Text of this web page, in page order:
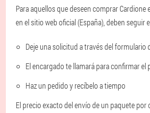
Para aquellos que deseen comprar Cardione
en el sitio web oficial (España), deben seguir
Deje una solicitud a través del formulario
El encargado te llamará para confirmar el
Haz un pedido y recíbelo a tiempo
El precio exacto del envío de un paquete por